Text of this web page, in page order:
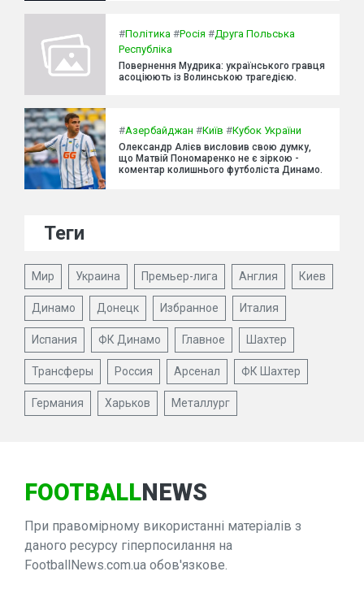
#Політика #Росія #Друга Польська
Республіка
Повернення Мудрика: українського гравця
асоціюють із Волинською трагедією.
#Азербайджан #Київ #Кубок України
Олександр Алієв висловив свою думку,
що Матвій Пономаренко не є зіркою -
коментар колишнього футболіста Динамо.
Теги
Мир Украина Премьер-лига Англия Киев
Динамо Донецк Избранное Италия
Испания ФК Динамо Главное Шахтер
Трансферы Россия Арсенал ФК Шахтер
Германия Харьков Металлург
FOOTBALLNEWS
При правомірному використанні матеріалів з
даного ресурсу гіперпосилання на
FootballNews.com.ua обов'язкове.